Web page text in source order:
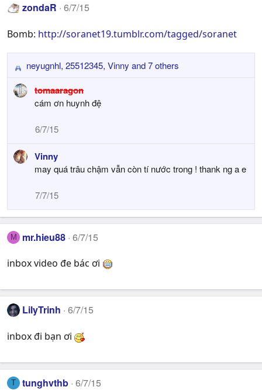
zondaR 6/7/15
Bomb: http://soranet19.tumblr.com/tagged/soranet
R
e
a
n
neyugnhl, 25512345, Vinny and 7 others
tomaaragon
cám ơn huynh đệ
6/7/15
Vinny
may quá trâu chậm vẫn còn tí nước trong ! thank ng a e
7/7/15
M mr.hieu88 6/7/15
inbox video đe bác ơi
LilyTrinh 6/7/15
inbox đi bạn ơi
T tunghvthb 6/7/15